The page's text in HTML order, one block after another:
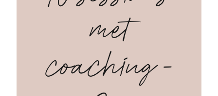
met
coaching -